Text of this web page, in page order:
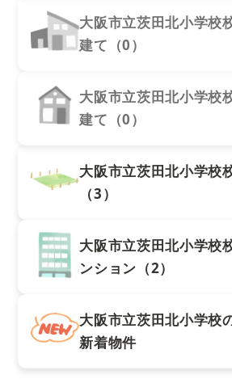
大阪市立茨田北小学校
建て（0）
大阪市立茨田北小学校
建て（0）
大阪市立茨田北小学校
（3）
大阪市立茨田北小学校
ンション（2）
大阪市立茨田北小学校
新着物件